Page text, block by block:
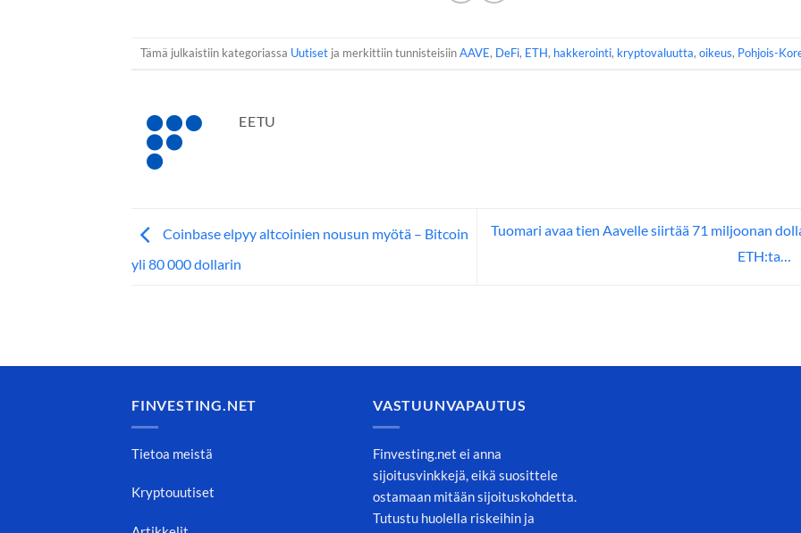
Tämä julkaistiin kategoriassa Uutiset ja merkittiin tunnisteisiinAAVE, DeFi, ETH, hakkerointi, kryptovaluutta,oikeus, Pohjois-
EETU
Coinbase elpyy altcoinien nousun myötä – Bitcoin
yli 80 000 dollarin
Tuomari avaa tien Aavelle siirtää 71 miljoonan
ETH:ta…
FINVESTING.NET
Tietoa meistä
Kryptouutiset
VASTUUNVAPAUTUS
Finvesting.net ei anna
sijoitusvinkkejä, eikä suosittele
ostamaan mitään sijoituskohdetta.
Tutustu huolella riskeihin ja